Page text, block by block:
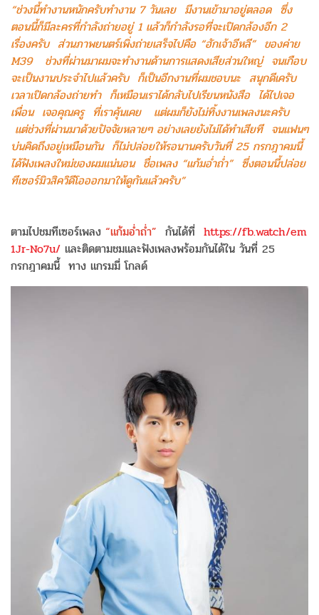
“ช่วงนี้ทำงานหนักครับทำงาน 7 วันเลย มีงานเข้ามาอยู่ตลอด ซึ่ง
ตอนนี้ก็มีละครที่กำลังถ่ายอยู่ 1 แล้วก็กำลังรอที่จะเปิดกล้องอีก 2
เรื่องครับ ส่วนภาพยนตร์เพิ่งถ่ายเสร็จไปคือ “ฮักเจ้าอีหลี” ของค่าย
M39 ช่วงที่ผ่านมาผมจะทำงานด้านการแสดงเสียส่วนใหญ่ จนเกือบ
จะเป็นงานประจำไปแล้วครับ ก็เป็นอีกงานที่ผมชอบนะ สนุกดีเครับ
เวลาเปิดกล้องถ่ายทำ ก็เหมือนเราได้กลับไปเรียนหนังสือ ได้ไปเจอ
เพื่อน เจอคุณครู ที่เราคุ้นเคย แต่ผมก็ยังไม่ทิ้งงานเพลงนะครับ
แต่ช่วงที่ผ่านมาด้วยปัจจัยหลายๆ อย่างเลยยังไม่ได้ทำเสียที จนแฟนๆ
บ่นคิดถึงอยู่เหมือนกัน ก็ไม่ปล่อยให้รอนานครับวันที่ 25 กรกฎาคมนี้
ได้ฟังเพลงใหม่ของผมแน่นอน ชื่อเพลง “แก้มอ่ำถ่ำ” ซึ่งตอนนี้ปล่อย
ทีเซอร์มิวสิควิดีโอออกมาให้ดูกันแล้วครับ”
ตามไปชมทีเซอร์เพลง “แก้มอ่ำถ่ำ” กันได้ที่ https://fb.watch/em
1Jr-No7u/ และติดตามชมและฟังเพลงพร้อมกันได้ใน วันที่ 25
กรกฎาคมนี้ ทาง แกรมมี่ โกลด์